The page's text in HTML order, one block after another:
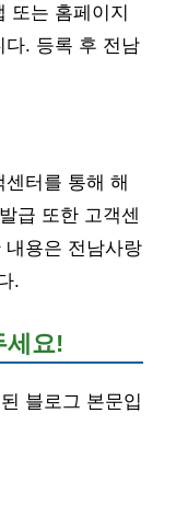
또는 홈페이지
다. 등록 후 전남
터를 통해 해
급 또한 고객센
내용은 전남사랑
.
세요!
블로그 본문입